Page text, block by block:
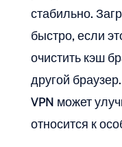
стабильно.
быстро, если
очистить кэш
другой
VPN может
относится к